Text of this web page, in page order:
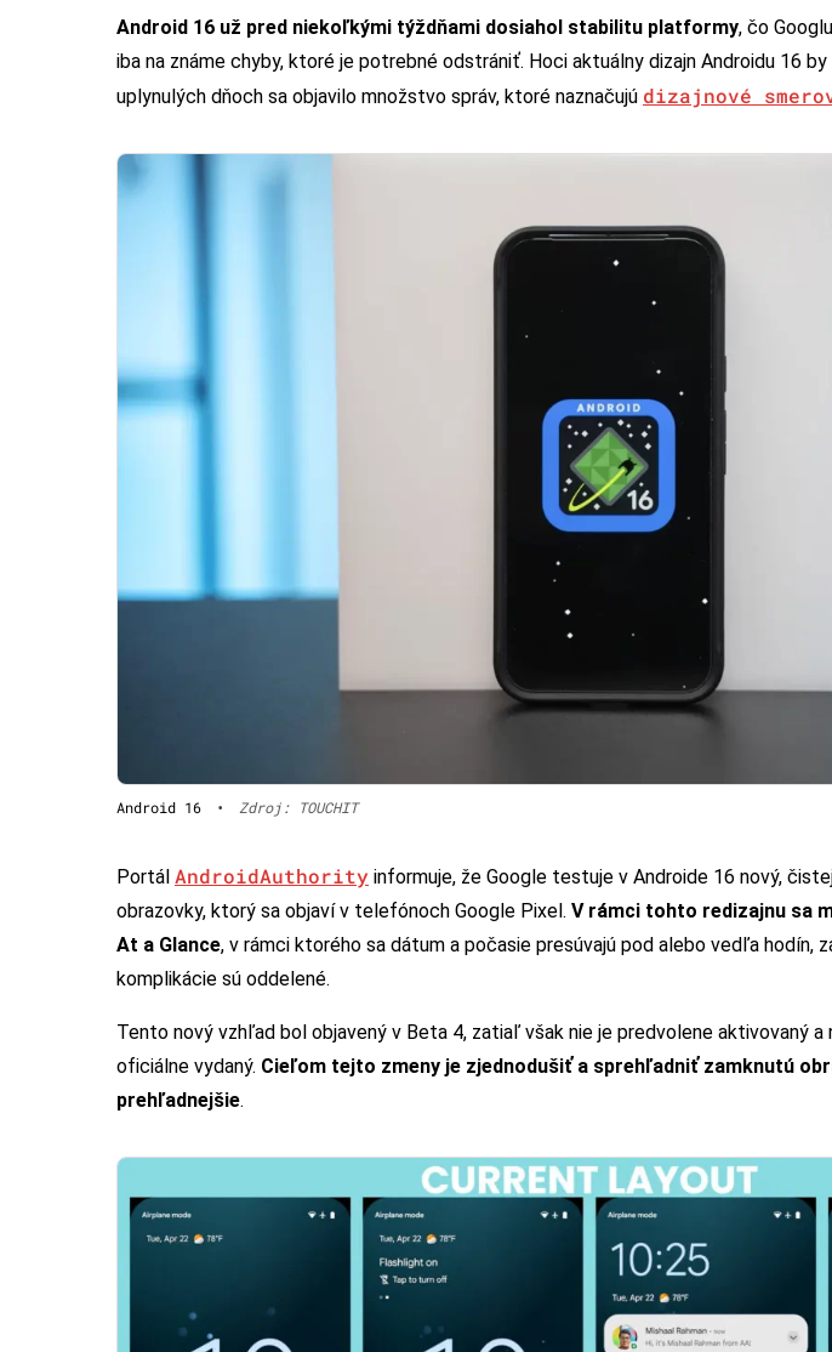
Android 16 už pred niekoľkými týždňami dosiahol stabilitu platformy, čo
iba na známe chyby, ktoré je potrebné odstrániť. Hoci aktuálny dizajn Androidu 16
uplynulých dňoch sa objavilo množstvo správ, ktoré naznačujú dizajnové
Android 16 • Zdroj: TOUCHIT
Portál AndroidAuthority informuje, že Google testuje v Androide 16 nový,
obrazovky, ktorý sa objaví v telefónoch Google Pixel. V rámci tohto redizajnu sa
At a Glance, v rámci ktorého sa dátum a počasie presúvajú pod alebo vedľa hodín,
komplikácie sú oddelené.
Tento nový vzhľad bol objavený v Beta 4, zatiaľ však nie je predvolene aktivovaný a
oficiálne vydaný. Cieľom tejto zmeny je zjednodušiť a sprehľadniť zamknutú
prehľadnejšie.